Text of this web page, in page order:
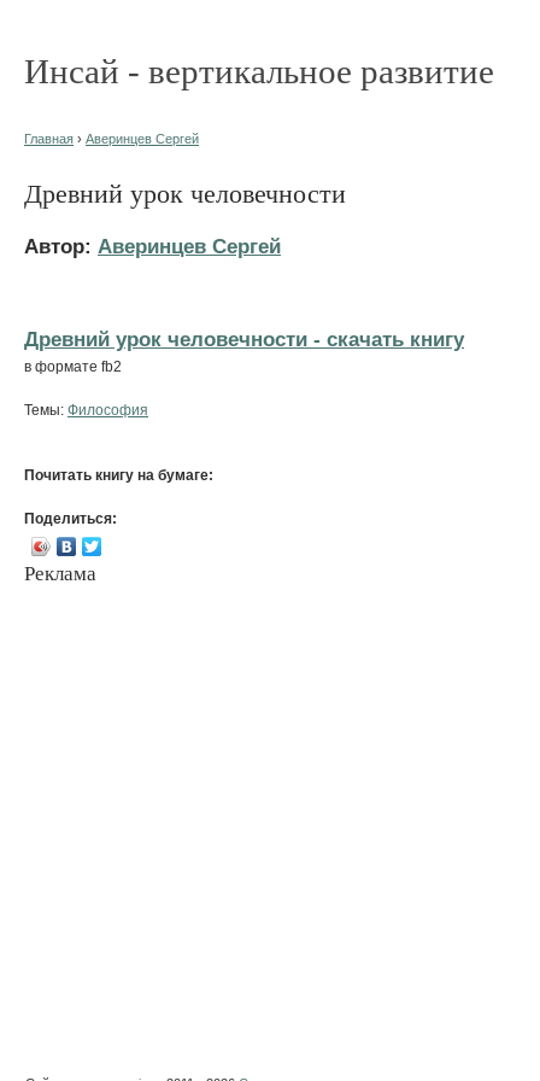
Инсай - вертикальное развитие
Главная › Аверинцев Сергей
Древний урок человечности
Автор: Аверинцев Сергей
Древний урок человечности - cкачать книгу
в формате fb2
Темы: Философия
Почитать книгу на бумаге:
Поделиться:
Реклама